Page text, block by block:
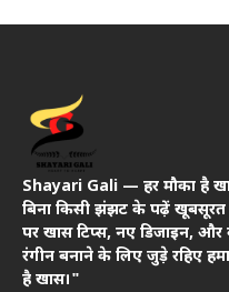
Shayari Gali — हर मौका है
बिना किसी झंझट के पढ़ें खूबसूरत
पर खास टिप्स, नए डिजाइन,
रंगीन बनाने के लिए जुड़े रहिए
है खास।"